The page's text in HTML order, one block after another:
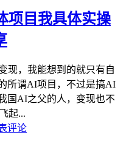
项目我具体实操
现，我能想到的就只有自
所谓AI项目，不过是搞AI
国AI之父的人，变现也不
起...
评论